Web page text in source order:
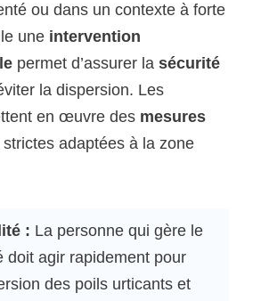
ou dans un contexte à forte
une intervention
permet d’assurer lasécurité
la dispersion. Les
en œuvre des mesures
strictes adaptées à la zone
: La personne qui gère le
doit agir rapidement pour
des poils urticants et